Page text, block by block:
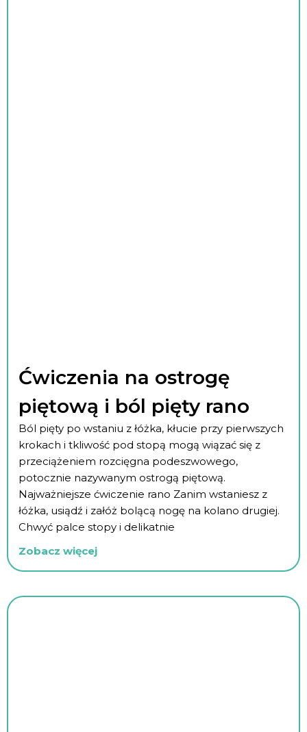
Ćwiczenia na ostrogę
piętową i ból pięty rano
Ból pięty po wstaniu z łóżka, kłucie przy pierwszych
krokach i tkliwość pod stopą mogą wiązać się z
przeciążeniem rozcięgna podeszwowego,
potocznie nazywanym ostrogą piętową.
Najważniejsze ćwiczenie rano Zanim wstaniesz z
łóżka, usiądź i załóż bolącą nogę na kolano drugiej.
Chwyć palce stopy i delikatnie
Zobacz więcej